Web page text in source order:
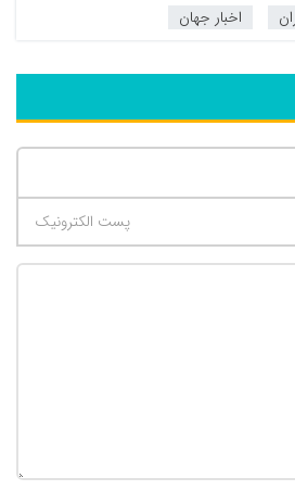
اخبار جهان